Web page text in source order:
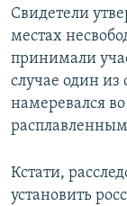
Свидетели
местах
принимали
случае один из
намеревался
Кстати,
установить